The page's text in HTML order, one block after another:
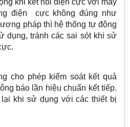
khi kết nối điện cực với máy
điện cực không đúng như
pháp thì hệ thống tự động
dụng, tránh các sai sót khi sử
cho phép kiểm soát kết quả
báo lần hiệu chuẩn kết tiếp.
lại khi sử dụng với các thiết bị